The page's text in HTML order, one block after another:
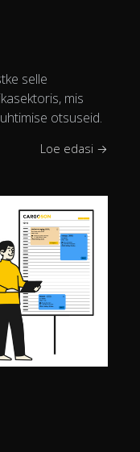
selle
mis
otsuseid.
Loe edasi →